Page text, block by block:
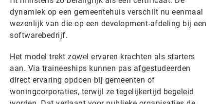
dynamiek op een gemeentehuis verschilt nu eenmaal
wezenlijk van die op een development-afdeling bij een
softwarebedrijf.
Het model trekt zowel ervaren krachten als starters
aan. Via traineeships kunnen pas afgestudeerden
direct ervaring opdoen bij gemeenten of
woningcorporaties, terwijl ze tegelijkertijd begeleid